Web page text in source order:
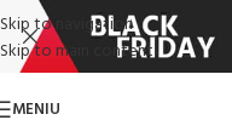
Skip to navigation
Skip to main content
MENIU